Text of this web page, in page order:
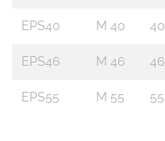
EPS40 M 40
EPS46 M 46
EPS55 M 55